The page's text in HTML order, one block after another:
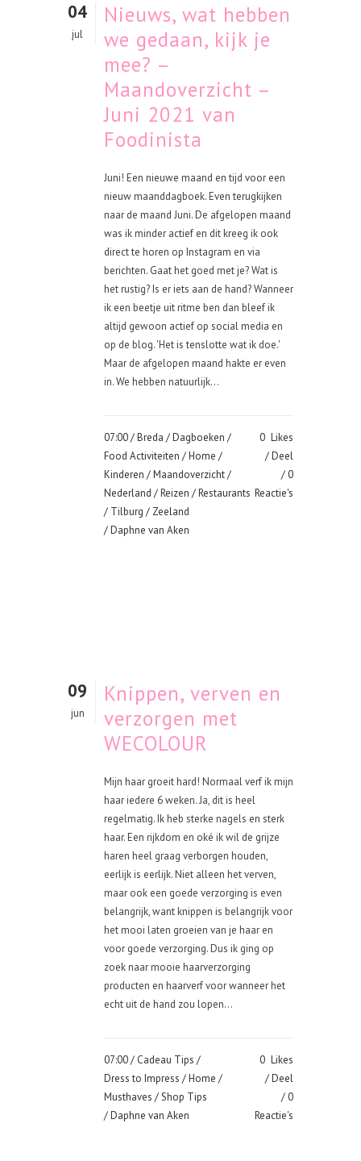
04
jul
Nieuws, wat hebben
we gedaan, kijk je
mee? –
Maandoverzicht –
Juni 2021 van
Foodinista
Juni! Een nieuwe maand en tijd voor een
nieuw maanddagboek. Even terugkijken
naar de maand Juni. De afgelopen maand
was ik minder actief en dit kreeg ik ook
direct te horen op Instagram en via
berichten. Gaat het goed met je? Wat is
het rustig? Is er iets aan de hand? Wanneer
ik een beetje uit ritme ben dan bleef ik
altijd gewoon actief op social media en
op de blog. 'Het is tenslotte wat ik doe.'
Maar de afgelopen maand hakte er even
in. We hebben natuurlijk...
07:00 /Breda /Dagboeken /
Food Activiteiten /Home /
Kinderen /Maandoverzicht/
Nederland /Reizen /Restaurants
/ Tilburg / Zeeland
/ Daphne van Aken
0 Likes
Deel
0
Reactie's
09
jun
Knippen, verven en
verzorgen met
WECOLOUR
Mijn haar groeit hard! Normaal verf ik mijn
haar iedere 6 weken. Ja, dit is heel
regelmatig. Ik heb sterke nagels en sterk
haar. Een rijkdom en oké ik wil de grijze
haren heel graag verborgen houden,
eerlijk is eerlijk. Niet alleen het verven,
maar ook een goede verzorging is even
belangrijk, want knippen is belangrijk voor
het mooi laten groeien van je haar en
voor goede verzorging. Dus ik ging op
zoek naar mooie haarverzorging
producten en haarverf voor wanneer het
echt uit de hand zou lopen...
07:00 / Cadeau Tips /
Dress to Impress /Home /
Musthaves /Shop Tips
/ Daphne van Aken
0 Likes
Deel
0
Reactie's